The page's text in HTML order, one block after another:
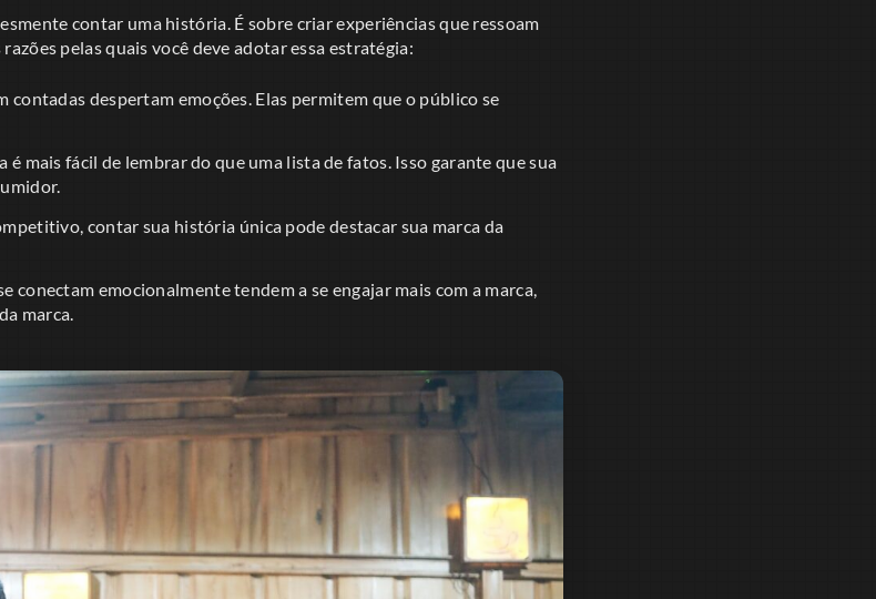
contar uma história. É sobre criar experiências que ressoam
pelas quais você deve adotar essa estratégia:
contadas despertam emoções. Elas permitem que o público se
é mais fácil de lembrar do que uma lista de fatos. Isso garante que sua
contar sua história única pode destacar sua marca da
conectam emocionalmente tendem a se engajar mais com a marca,
marca.